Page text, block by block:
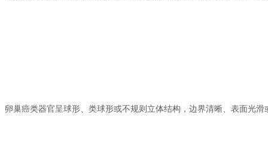
卵巢癌类器官呈球形、类球形或不规则立体结构，边界清晰、表面光滑